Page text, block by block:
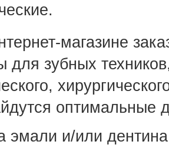
магазине
для зубных
оптимальные
эмали и/или